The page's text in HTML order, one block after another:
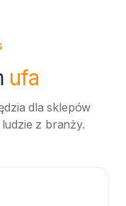
ufa
dla sklepów
z branży.